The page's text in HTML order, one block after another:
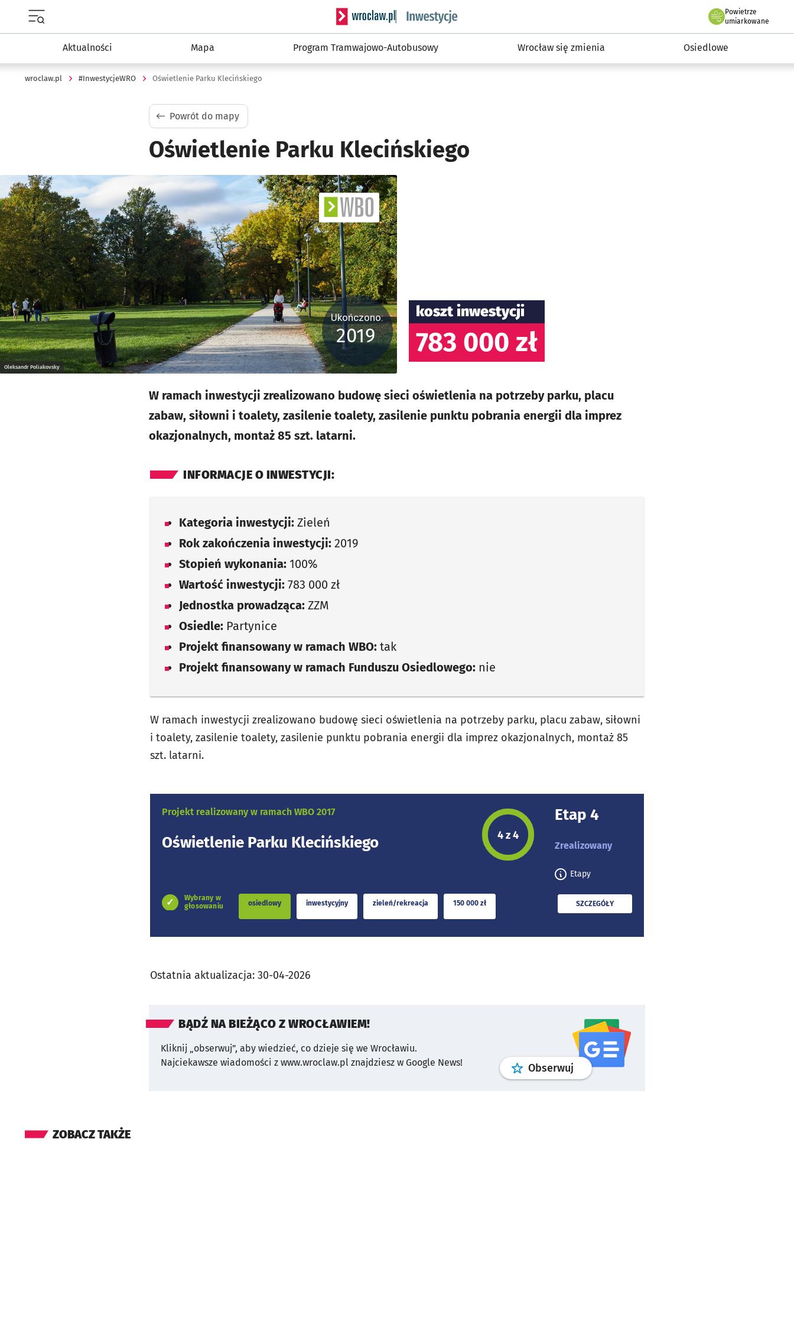
Serwis informacyjny wroclaw.pl podserwis: #InwestycjeWRO - miejskie inwestycje 2019-2032
Powietrze
we Wrocławiu
umiarkowane
Aktualności Mapa Program Tramwajowo-Autobusowy Wrocław się zmienia Osiedlowe
wroclaw.pl #InwestycjeWRO Oświetlenie Parku Klecińskiego
Powrót do mapy
Oświetlenie Parku Klecińskiego
Oleksandr Poliakovsky
Ukończono:
2019
koszt inwestycji
783 000 zł
W ramach inwestycji zrealizowano budowę sieci oświetlenia na potrzeby parku, placu
zabaw, siłowni i toalety, zasilenie toalety, zasilenie punktu pobrania energii dla imprez
okazjonalnych, montaż 85 szt. latarni.
INFORMACJE O INWESTYCJI:
Kategoria inwestycji: Zieleń
Rok zakończenia inwestycji: 2019
Stopień wykonania: 100%
Wartość inwestycji: 783 000 zł
Jednostka prowadząca: ZZM
Osiedle: Partynice
Projekt finansowany w ramach WBO: tak
Projekt finansowany w ramach Funduszu Osiedlowego: nie
W ramach inwestycji zrealizowano budowę sieci oświetlenia na potrzeby parku, placu zabaw, siłowni
i toalety, zasilenie toalety, zasilenie punktu pobrania energii dla imprez okazjonalnych, montaż 85
szt. latarni.
Projekt realizowany w ramach WBO 2017
Oświetlenie Parku Klecińskiego Etap projektu:
4 z 4
Etap 4
Zrealizowany
Etapy
Wybrany w
głosowaniu
osiedlowy inwestycyjny zieleń/rekreacja 150 000 zł PRZECZYTAJ
SZCZEGÓŁY
Ostatnia aktualizacja: 30-04-2026
BĄDŹ NA BIEŻĄCO Z WROCŁAWIEM!
Kliknij „obserwuj”, aby wiedzieć, co dzieje się we Wrocławiu.
Najciekawsze wiadomości z www.wroclaw.pl znajdziesz w Google News!
Obserwuj profilgoogle news
ZOBACZ TAKŻE